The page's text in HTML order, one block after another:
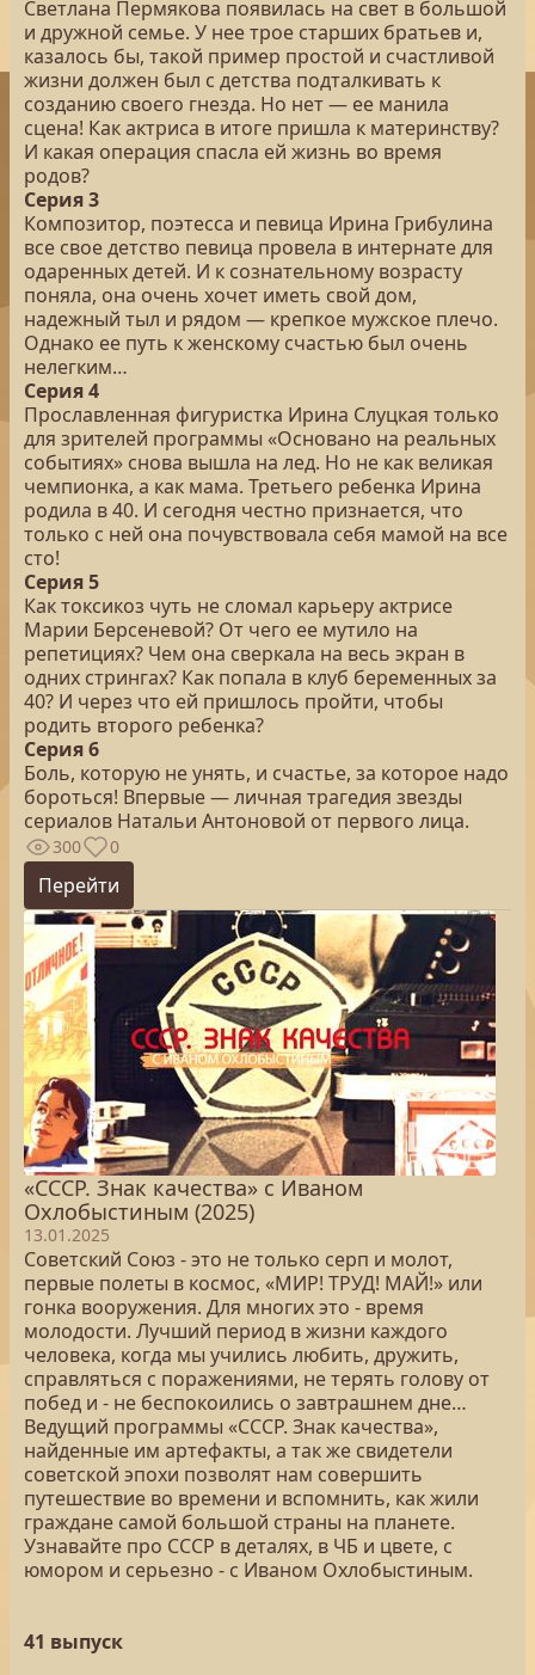
Светлана Пермякова появилась на свет в большой
и дружной семье. У нее трое старших братьев и,
казалось бы, такой пример простой и счастливой
жизни должен был с детства подталкивать к
созданию своего гнезда. Но нет — ее манила
сцена! Как актриса в итоге пришла к материнству?
И какая операция спасла ей жизнь во время
родов?
Серия 3
Композитор, поэтесса и певица Ирина Грибулина
все свое детство певица провела в интернате для
одаренных детей. И к сознательному возрасту
поняла, она очень хочет иметь свой дом,
надежный тыл и рядом — крепкое мужское плечо.
Однако ее путь к женскому счастью был очень
нелегким…
Серия 4
Прославленная фигуристка Ирина Слуцкая только
для зрителей программы «Основано на реальных
событиях» снова вышла на лед. Но не как великая
чемпионка, а как мама. Третьего ребенка Ирина
родила в 40. И сегодня честно признается, что
только с ней она почувствовала себя мамой на все
сто!
Серия 5
Как токсикоз чуть не сломал карьеру актрисе
Марии Берсеневой? От чего ее мутило на
репетициях? Чем она сверкала на весь экран в
одних стрингах? Как попала в клуб беременных за
40? И через что ей пришлось пройти, чтобы
родить второго ребенка?
Серия 6
Боль, которую не унять, и счастье, за которое надо
бороться! Впервые — личная трагедия звезды
сериалов Натальи Антоновой от первого лица.
300 0
Перейти
«СССР. Знак качества» с Иваном
Охлобыстиным (2025)
13.01.2025
Советский Союз - это не только серп и молот,
первые полеты в космос, «МИР! ТРУД! МАЙ!» или
гонка вооружения. Для многих это - время
молодости. Лучший период в жизни каждого
человека, когда мы учились любить, дружить,
справляться с поражениями, не терять голову от
побед и - не беспокоились о завтрашнем дне…
Ведущий программы «СССР. Знак качества»,
найденные им артефакты, а так же свидетели
советской эпохи позволят нам совершить
путешествие во времени и вспомнить, как жили
граждане самой большой страны на планете.
Узнавайте про СССР в деталях, в ЧБ и цвете, с
юмором и серьезно - с Иваном Охлобыстиным.
41 выпуск